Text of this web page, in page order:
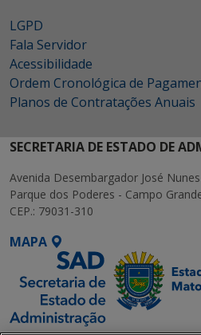
LGPD
Fala Servidor
Acessibilidade
Ordem Cronológica de
Planos de Contratações Anuais
SECRETARIA DE ESTADO DE
Avenida Desembargador José
Parque dos Poderes - Campo
CEP.: 79031-310
MAPA